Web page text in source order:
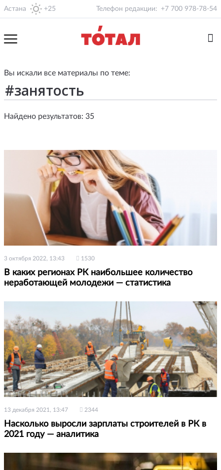
Астана +25 Телефон редакции: +7 700 978-78-54
Вы искали все материалы по теме:
Найдено результатов: 35
3 октября 2022, 13:43 1530
В каких регионах РК наибольшее количество
неработающей молодежи — статистика
13 декабря 2021, 13:47 2344
Насколько выросли зарплаты строителей в РК в
2021 году — аналитика